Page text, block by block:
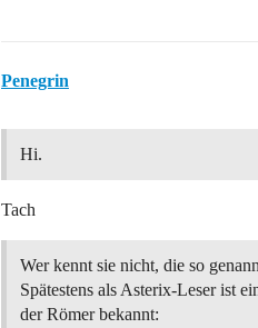
Penegrin
Hi.
Tach
Wer kennt sie nicht, die so
Spätestens als Asterix-Leser ist
der Römer bekannt: